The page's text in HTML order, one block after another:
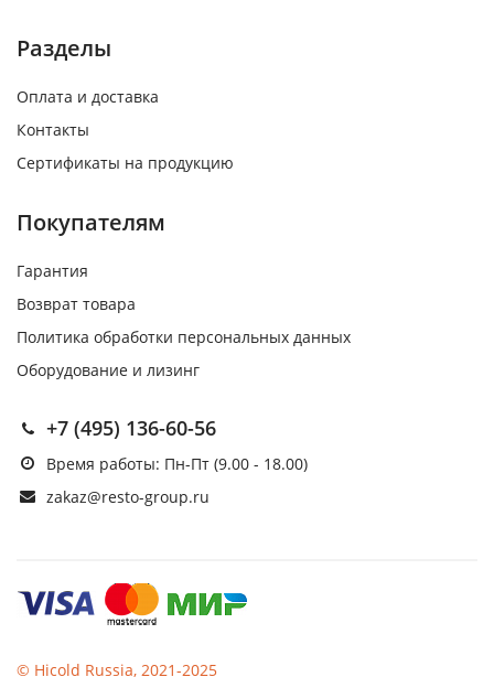
Разделы
Оплата и доставка
Контакты
Сертификаты на продукцию
Покупателям
Гарантия
Возврат товара
Политика обработки персональных данных
Оборудование и лизинг
+7 (495) 136-60-56
Время работы: Пн-Пт (9.00 - 18.00)
zakaz@resto-group.ru
© Hicold Russia, 2021-2025